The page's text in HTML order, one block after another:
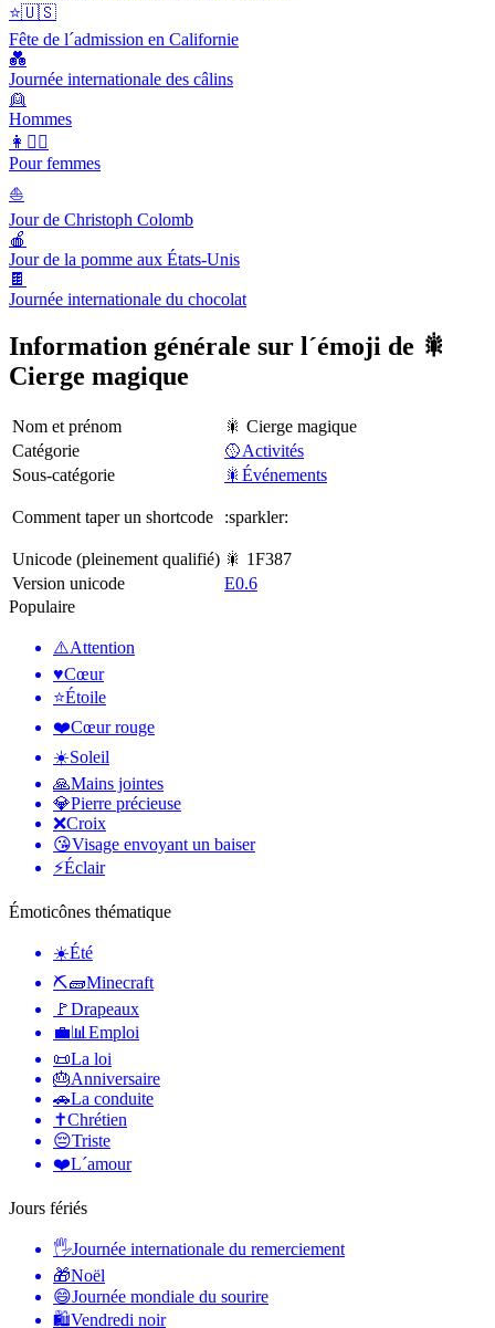
⭐️🇺🇸
Fête de l´admission en Californie
💑
Journée internationale des câlins
👱
Hommes
👩👱‍♀️
Pour femmes
⛵️
Jour de Christoph Colomb
🍎
Jour de la pomme aux États-Unis
🍫
Journée internationale du chocolat
Information générale sur l´émoji de 🎇
Cierge magique
Nom et prénom
🎇 Cierge magique
Catégorie
🥎Activités
Sous-catégorie
🎇Événements
Comment taper un shortcode :sparkler:
Unicode (pleinement qualifié) 🎇 1F387
Version unicode
E0.6
Populaire
⚠️Attention
♥️Cœur
⭐Étoile
❤️Cœur rouge
☀️Soleil
🙏Mains jointes
💎Pierre précieuse
❌Croix
😘Visage envoyant un baiser
⚡Éclair
Émoticônes thématique
☀️Été
⛏🧱Minecraft
🚩Drapeaux
💼📊 Emploi
📜La loi
🎂Anniversaire
🚗La conduite
✝️Chrétien
😔Triste
❤️L´amour
Jours fériés
🖐Journée internationale du remerciement
🎁Noël
😄Journée mondiale du sourire
🛍Vendredi noir